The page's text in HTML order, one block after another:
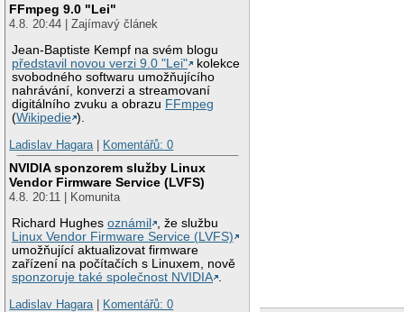
FFmpeg 9.0 "Lei"
4.8. 20:44 | Zajímavý článek
Jean-Baptiste Kempf na svém blogu
představil novou verzi 9.0 "Lei"
kolekce
svobodného softwaru umožňujícího
nahrávání, konverzi a streamovaní
digitálního zvuku a obrazu FFmpeg
(Wikipedie ).
Ladislav Hagara | Komentářů: 0
NVIDIA sponzorem služby Linux
Vendor Firmware Service (LVFS)
4.8. 20:11 | Komunita
Richard Hughesoznámil
, že službu
Linux Vendor Firmware Service (LVFS)
umožňující aktualizovat firmware
zařízení na počítačích s Linuxem, nově
sponzoruje také společnost NVIDIA .
Ladislav Hagara | Komentářů: 0